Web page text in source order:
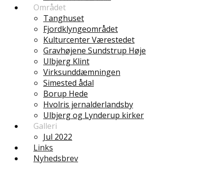
Området
Tanghuset
Fjordklyngeområdet
Kulturcenter Værestedet
Gravhøjene Sundstrup Høje
Ulbjerg Klint
Virksunddæmningen
Simested ådal
Borup Hede
Hvolris jernalderlandsby
Ulbjerg og Lynderup kirker
Galleri
Jul 2022
Links
Nyhedsbrev